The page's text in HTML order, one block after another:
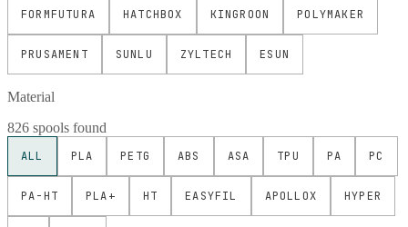
FORMFUTURA HATCHBOX KINGROON POLYMAKER
PRUSAMENT SUNLU ZYLTECH ESUN
Material
826 spools found
ALL PLA PETG ABS ASA TPU PA PC
PA-HT PLA+ HT EASYFIL APOLLOX HYPER